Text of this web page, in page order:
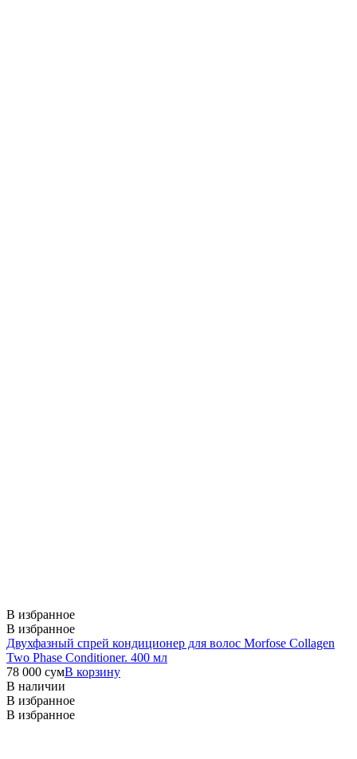
В избранное
В избранное
Двухфазный спрей кондиционер для волос Morfose Collagen
Two Phase Conditioner. 400 мл
78 000 сумВ корзину
В наличии
В избранное
В избранное